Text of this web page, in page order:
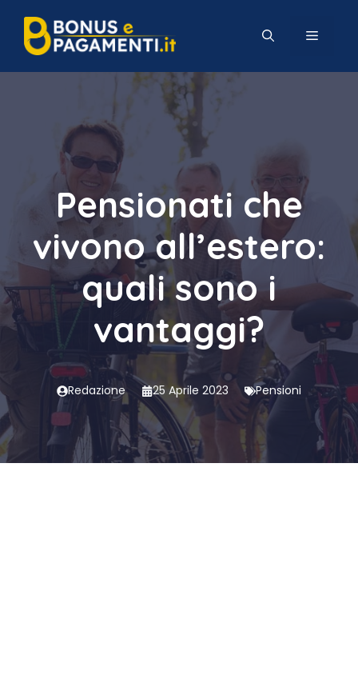
contenuto
MENU
Pensionati che
vivono all’estero:
quali sono i
vantaggi?
Redazione 25 Aprile 2023 Pensioni